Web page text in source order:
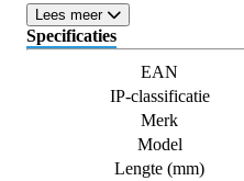
Lees meer
Specificaties
EAN
IP-classificatie
Merk
Model
Lengte (mm)